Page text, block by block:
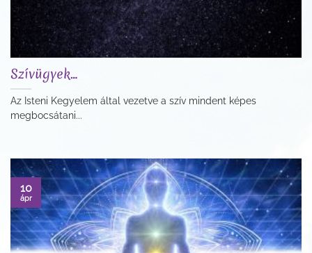
Szívügyek…
Az Isteni Kegyelem által vezetve a szív mindent képes
megbocsátani...
10
ápr